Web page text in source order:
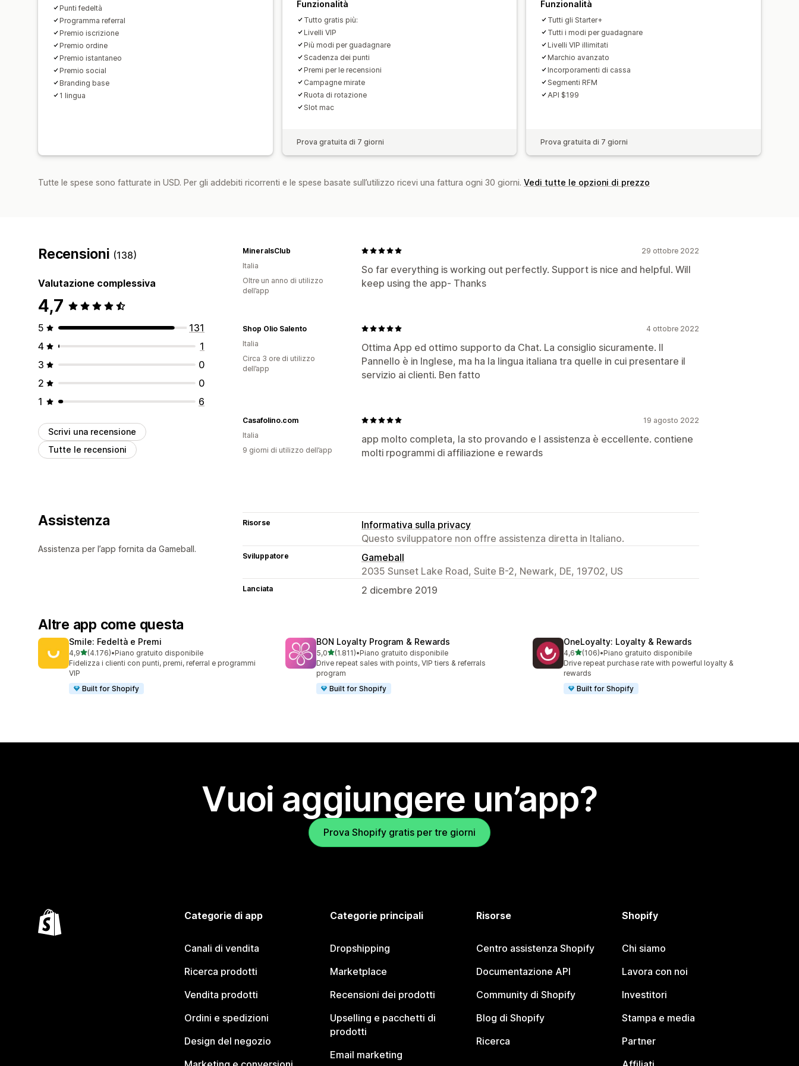
Punti fedeltà
Programma referral
Premio iscrizione
Premio ordine
Premio istantaneo
Premio social
Branding base
1 lingua
Funzionalità
Tutto gratis più:
Livelli VIP
Più modi per guadagnare
Scadenza dei punti
Premi per le recensioni
Campagne mirate
Ruota di rotazione
Slot mac
Prova gratuita di 7 giorni
Funzionalità
Tutti gli Starter+
Tutti i modi per guadagnare
Livelli VIP illimitati
Marchio avanzato
Incorporamenti di cassa
Segmenti RFM
API $199
Prova gratuita di 7 giorni
Tutte le spese sono fatturate in USD. Per gli addebiti ricorrenti e le spese basate sull’utilizzo ricevi una fattura ogni 30 giorni. Vedi tutte le opzioni di prezzo
Recensioni (138)
Valutazione complessiva
4,7
5
131
4
1
3
0
2
0
1
6
Scrivi una recensione
Tutte le recensioni
29 ottobre 2022
So far everything is working out perfectly. Support is nice and helpful. Will
keep using the app- Thanks
MineralsClub
Italia
Oltre un anno di utilizzo
dell’app
4 ottobre 2022
Ottima App ed ottimo supporto da Chat. La consiglio sicuramente. Il
Pannello è in Inglese, ma ha la lingua italiana tra quelle in cui presentare il
servizio ai clienti. Ben fatto
Shop Olio Salento
Italia
Circa 3 ore di utilizzo
dell’app
19 agosto 2022
app molto completa, la sto provando e l assistenza è eccellente. contiene
molti rpogrammi di affiliazione e rewards
Casafolino.com
Italia
9 giorni di utilizzo dell’app
Assistenza
Assistenza per l’app fornita da Gameball.
Risorse
Informativa sulla privacy
Questo sviluppatore non offre assistenza diretta in Italiano.
Sviluppatore
Gameball
2035 Sunset Lake Road, Suite B-2, Newark, DE, 19702, US
Lanciata 2 dicembre 2019
Altre app come questa
Smile: Fedeltà e Premi
4,9stelle su 5
(4.176)
4176 recensioni totali
•Piano gratuito disponibile
Fidelizza i clienti con punti, premi, referral e programmi
VIP
Built for Shopify
BON Loyalty Program & Rewards
5,0stelle su 5
(1.811)
1811 recensioni totali
•Piano gratuito disponibile
Drive repeat sales with points, VIP tiers & referrals
program
Built for Shopify
OneLoyalty: Loyalty & Rewards
4,6stelle su 5
(106)
106 recensioni totali
•Piano gratuito disponibile
Drive repeat purchase rate with powerful loyalty &
rewards
Built for Shopify
Vuoi aggiungere un’app?
Prova Shopify gratis per tre giorni
Categorie di app
Canali di vendita
Ricerca prodotti
Vendita prodotti
Ordini e spedizioni
Design del negozio
Categorie principali
Dropshipping
Marketplace
Recensioni dei prodotti
Upselling e pacchetti di
prodotti
Email marketing
Risorse
Centro assistenza Shopify
Documentazione API
Community di Shopify
Blog di Shopify
Ricerca
Shopify
Chi siamo
Lavora con noi
Investitori
Stampa e media
Partner